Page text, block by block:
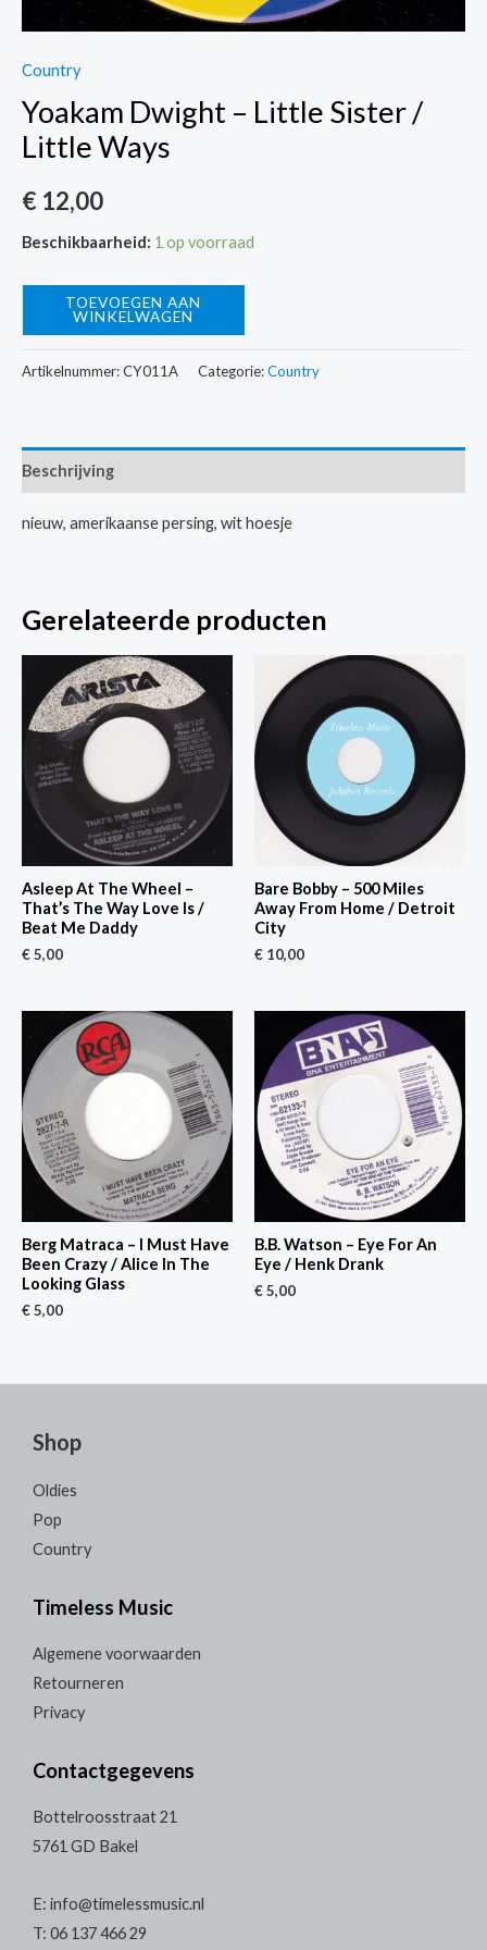
Country
Yoakam Dwight – Little Sister /
Little Ways
€ 12,00
Beschikbaarheid: 1 op voorraad
Yoakam
/
Little
aantal
TOEVOEGEN AAN
WINKELWAGEN
Artikelnummer:CY011A Categorie:Country
Beschrijving
nieuw, amerikaanse persing, wit hoesje
Gerelateerde producten
Asleep At The Wheel –
That’s The Way Love Is /
Beat Me Daddy
€5,00
Bare Bobby – 500 Miles
Away From Home / Detroit
City
€ 10,00
Berg Matraca – I Must Have
Been Crazy / Alice In The
Looking Glass
€5,00
B.B. Watson – Eye For An
Eye / Henk Drank
€5,00
Shop
Oldies
Pop
Country
Timeless Music
Algemene voorwaarden
Retourneren
Privacy
Contactgegevens
Bottelroosstraat 21
5761 GD Bakel
E: info@timelessmusic.nl
T: 06 137 466 29